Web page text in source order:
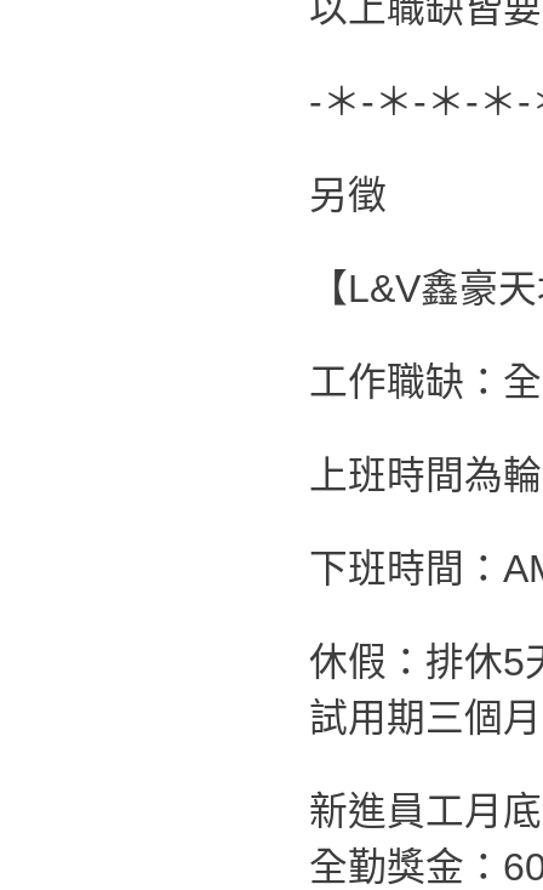
-＊-＊-＊-＊
另徵
【L&V鑫豪
工作職缺：
上班時間為
下班時間：
休假：排休5
試用期三個
新進員工月
全勤獎金：